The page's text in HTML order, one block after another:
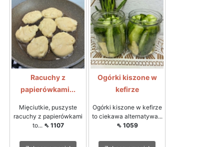
Racuchy z
papierówkami...
Mięciutkie, puszyste
racuchy z papierówkami
to... ⇖ 1107
Ogórki kiszone w
kefirze
Ogórki kiszone w kefirze
to ciekawa alternatywa...
⇖ 1059